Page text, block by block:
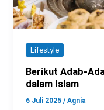
Lifestyle
Berikut Adab-
dalam Islam
6 Juli 2025/Agnia